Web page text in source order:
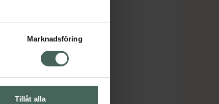
Marknadsföring
Tillåt alla